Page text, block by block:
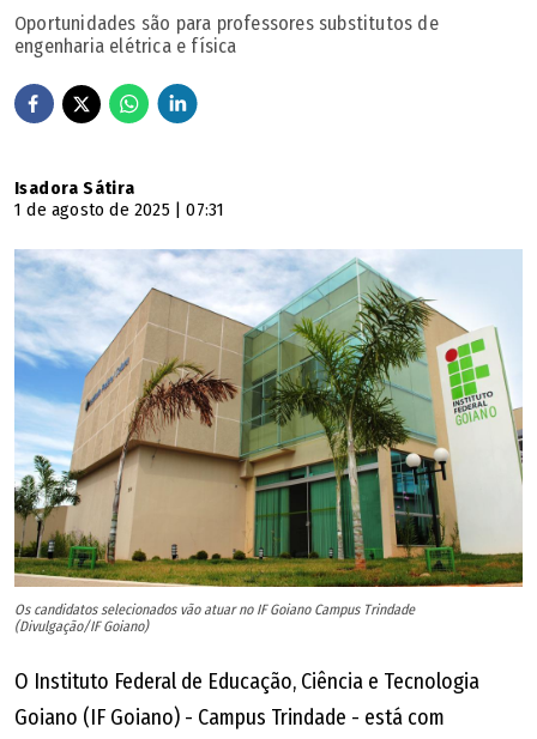
Oportunidades são para professores substitutos de
engenharia elétrica e física
Isadora Sátira
1 de agosto de 2025 | 07:31
Os candidatos selecionados vão atuar no IF Goiano Campus Trindade
(Divulgação/IF Goiano)
O Instituto Federal de Educação, Ciência e Tecnologia
Goiano (IF Goiano) - Campus Trindade - está com